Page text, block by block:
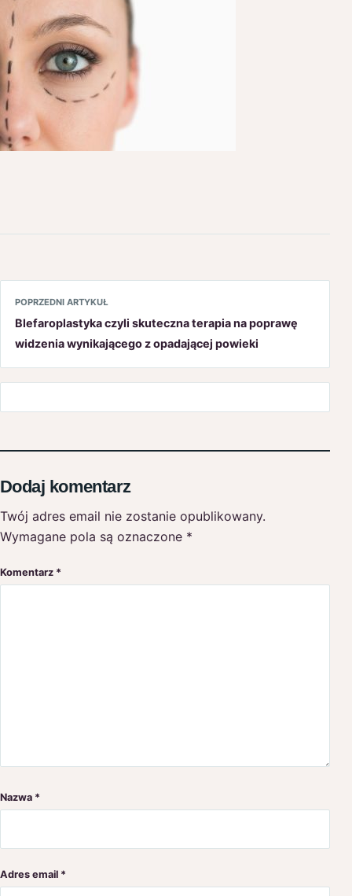
POPRZEDNI ARTYKUŁ
Blefaroplastyka czyli skuteczna terapia na poprawę
widzenia wynikającego z opadającej powieki
Dodaj komentarz
Twój adres email nie zostanie opublikowany.
Wymagane pola są oznaczone *
Komentarz *
Nazwa *
Adres email *